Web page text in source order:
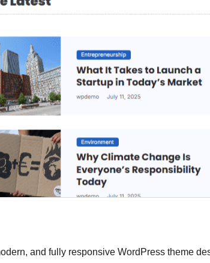
and fully responsive WordPress theme